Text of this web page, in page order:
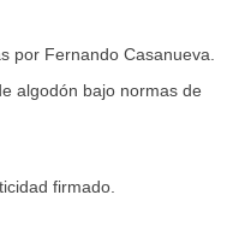
por Fernando Casanueva.
algodón bajo normas de
firmado.